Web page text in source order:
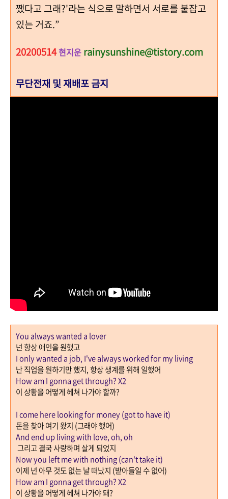
쨌다고 그래?'라는 식으로 말하면서 서로를 붙잡고
있는 거죠.”
20200514현지운 rainysunshine@tistory.com
무단전재 및 재배포 금지
You always wanted a lover
넌 항상 애인을 원했고
I only wanted a job, I've always worked for my living
난 직업을 원하기만 했지,항상 생계를 위해 일했어
How am I gonna get through? X2
이 상황을 어떻게 헤쳐 나가야 할까?
I come here looking for money (got to have it)
돈을 찾아 여기 왔지 (그래야 했어)
And end up living with love, oh, oh
그리고 결국 사랑하며 살게 되었지
Now you left me with nothing (can't take it)
이제 넌 아무 것도 없는 날 떠났지 (받아들일 수 없어)
How am I gonna get through? X2
이 상황을 어떻게 헤쳐 나가야 돼?